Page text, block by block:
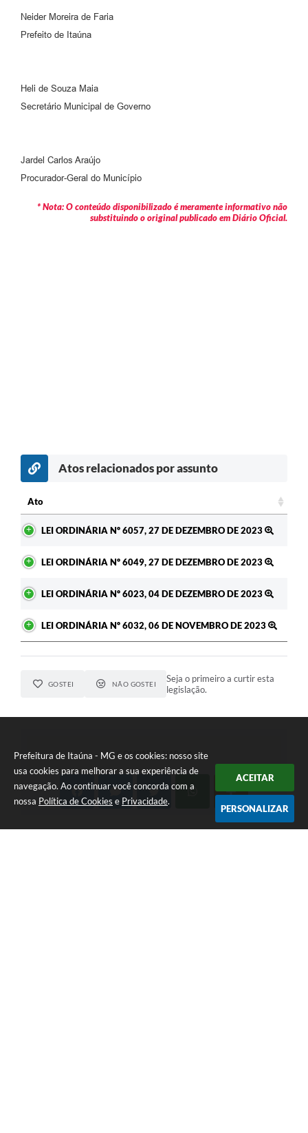
Prefeitura de Itaúna - MG e os cookies: nosso site
usa cookies para melhorar a sua experiência de
navegação. Ao continuar você concorda com a
nossa Política de Cookies e Privacidade.
ACEITAR
PERSONALIZAR
Neider Moreira de Faria
Prefeito de Itaúna
Heli de Souza Maia
Secretário Municipal de Governo
Jardel Carlos Araújo
Procurador-Geral do Município
* Nota: O conteúdo disponibilizado é meramente informativo não
substituindo o original publicado em Diário Oficial.
Atos relacionados por assunto
Ato
LEI ORDINÁRIA Nº 6057, 27 DE DEZEMBRO DE 2023
LEI ORDINÁRIA Nº 6049, 27 DE DEZEMBRO DE 2023
LEI ORDINÁRIA Nº 6023, 04 DE DEZEMBRO DE 2023
LEI ORDINÁRIA Nº 6032, 06 DE NOVEMBRO DE 2023
GOSTEI NÃO GOSTEI
Seja o primeiro a curtir esta
legislação.
COMPARTILHAR